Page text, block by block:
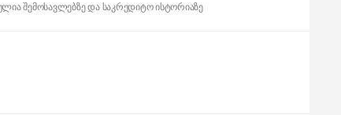
შემოსავლებზე და საკრედიტო ისტორიაზე